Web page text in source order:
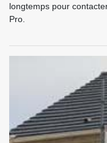
longtemps pour
Pro.